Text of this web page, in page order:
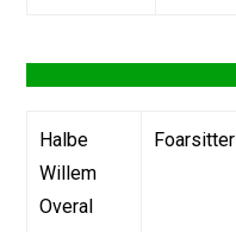
Halbe
Willem
Overal
Foarsitter